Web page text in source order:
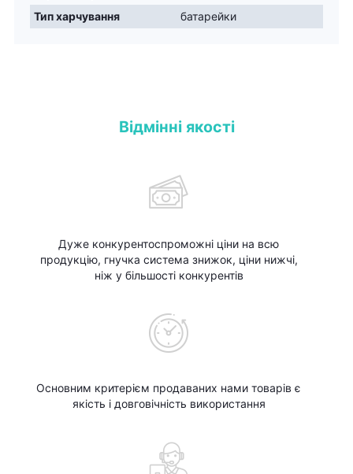
Тип харчування
батарейки
Відмінні якості
Дуже конкурентоспроможні ціни на всю
продукцію, гнучка система знижок, ціни нижчі,
ніж у більшості конкурентів
Основним критерієм продаваних нами товарів є
якість і довговічність використання